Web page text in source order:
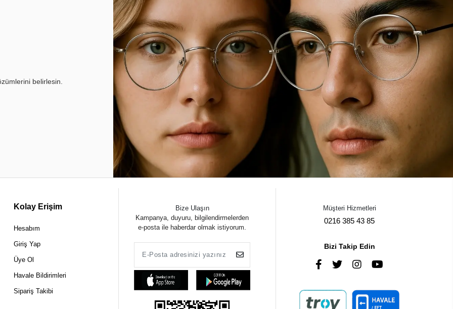
belirlesin.
Kolay Erişim
Hesabım
Giriş Yap
Üye Ol
Havale Bildirimleri
Sipariş Takibi
Bize Ulaşın
Kampanya, duyuru, bilgilendirmelerden
e-posta ile haberdar olmak istiyorum.
Müşteri Hizmetleri
0216 385 43 85
Bizi Takip Edin